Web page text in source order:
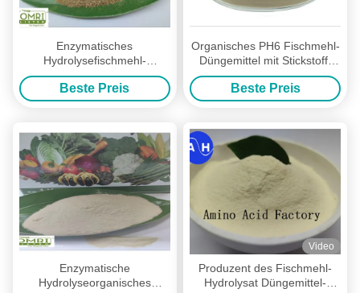
Enzymatisches
Hydrolysefischmehl-
Düngemittel mit Rich
Peptides And Minerals
Beste Preis
Organisches PH6 Fischmehl-
Düngemittel mit Stickstoff-
Phosphor-Kalium
Beste Preis
Enzymatische
Hydrolyseorganisches
Video
Produzent des Fischmehl-
Hydrolysat Düngemittel-